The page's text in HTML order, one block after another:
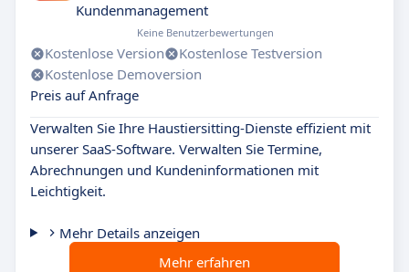
Kundenmanagement
Keine Benutzerbewertungen
Kostenlose Version
Kostenlose Testversion
Kostenlose Demoversion
Preis auf Anfrage
Verwalten Sie Ihre Haustiersitting-Dienste effizient mit
unserer SaaS-Software. Verwalten Sie Termine,
Abrechnungen und Kundeninformationen mit
Leichtigkeit.
Mehr Details anzeigen
Mehr erfahren